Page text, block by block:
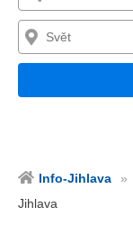
Info-Jihlava
Jihlava